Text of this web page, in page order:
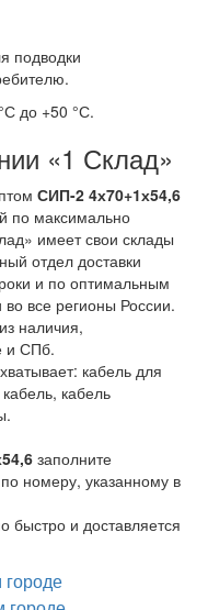
подводки
до +50 °С.
«1 Склад»
СИП-2 4х70+1х54,6
по максимально
имеет свои склады
отдел доставки
и по оптимальным
все регионы России.
наличия,
и СПб.
кабель для
кабель
заполните
номеру, указанному в
быстро и доставляется